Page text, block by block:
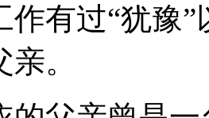
作有过“犹豫
。